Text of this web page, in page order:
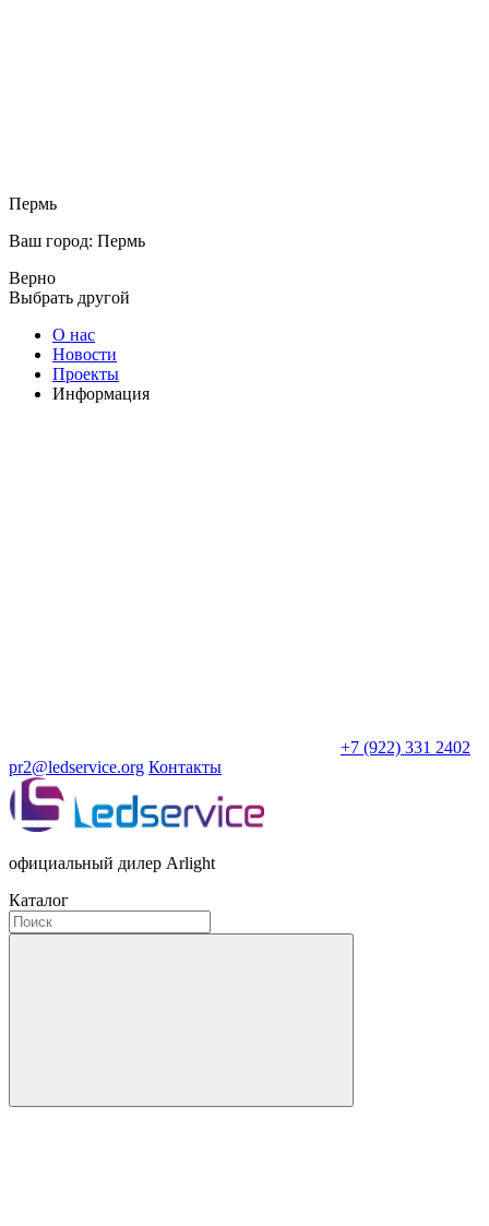
Пермь
Ваш город: Пермь
Верно
Выбрать другой
О нас
Новости
Проекты
Информация
+7 (922) 331 2402
pr2@ledservice.org Контакты
официальный дилер Arlight
Каталог